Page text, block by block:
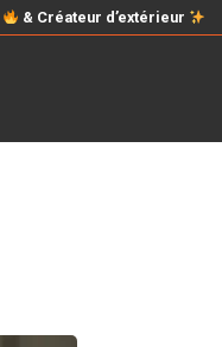
& Créateur d’extérieur